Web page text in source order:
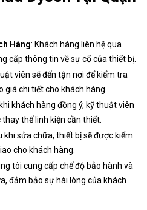
Hàng: Khách hàng liên hệ qua
cấp thông tin về sự cố của thiết bị.
viên sẽ đến tận nơi để kiểm tra
giá chi tiết cho khách hàng.
khách hàng đồng ý, kỹ thuật viên
thế linh kiện cần thiết.
khi sửa chữa, thiết bị sẽ được kiểm
cho khách hàng.
tôi cung cấp chế độ bảo hành và
đảm bảo sự hài lòng của khách